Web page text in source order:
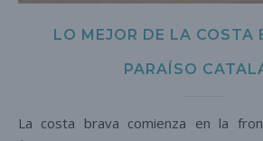
LO MEJOR DE LA COSTA
PARAÍSO
La costa brava comienza en la frontera con Francia y